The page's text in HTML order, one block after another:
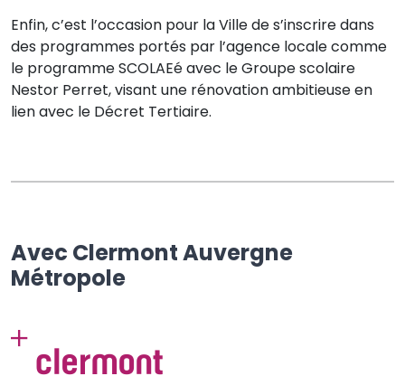
Enfin, c’est l’occasion pour la Ville de s’inscrire dans
des programmes portés par l’agence locale comme
le programme SCOLAEé avec le Groupe scolaire
Nestor Perret, visant une rénovation ambitieuse en
lien avec le Décret Tertiaire.
Avec Clermont Auvergne
Métropole